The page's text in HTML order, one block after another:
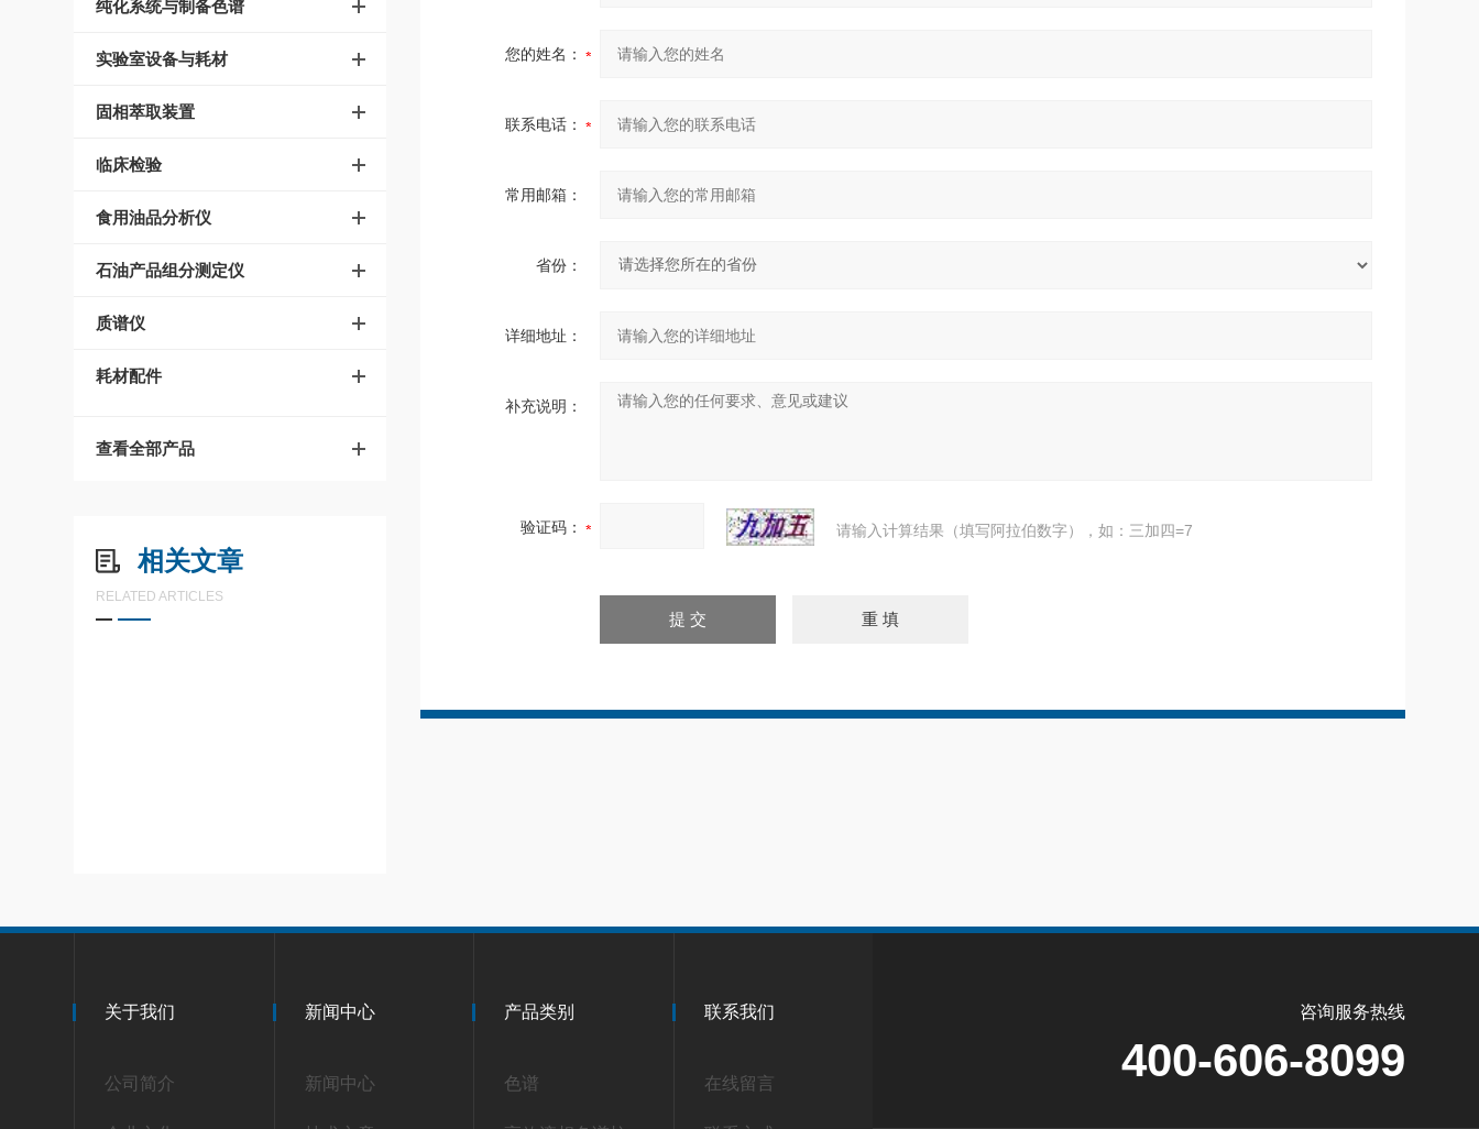
纯化系统与制备色谱
实验室设备与耗材
固相萃取装置
临床检验
食用油品分析仪
石油产品组分测定仪
质谱仪
耗材配件
查看全部产品
相关文章
RELATED ARTICLES
您的姓名：
联系电话：
常用邮箱：
省份：
详细地址：
补充说明：
验证码： 请输入计算结果（填写阿拉伯数字），如：三加四=7
关于我们
公司简介
新闻中心
新闻中心
产品类别
色谱
联系我们
在线留言
咨询服务热线
400-606-8099